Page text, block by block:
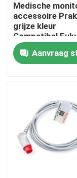
Thuis
Over ons
Fabrieksreis
Medische
accessoire
grijze kleur
Compatibel
tot Edward Multi
Function IBP
Aanvraag